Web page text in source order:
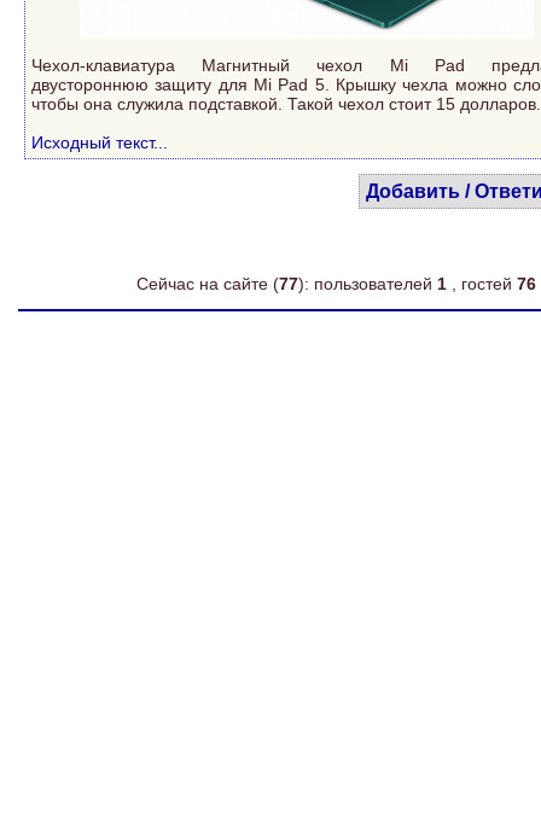
Чехол-клавиатура Магнитный чехол Mi Pad
двустороннюю защиту для Mi Pad 5. Крышку чехла можно
чтобы она служила подставкой. Такой чехол стоит 15 долларов.
Исходный текст...
Добавить /
Сейчас на сайте (77): пользователей 1 , гостей 76